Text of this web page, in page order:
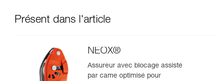
Présent dans l'article
NEOX®
Assureur avec blocage assisté
par came optimisé pour